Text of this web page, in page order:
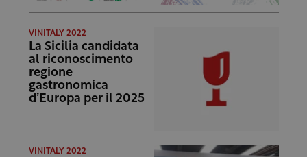
VINITALY 2022
La Sicilia candidata
al riconoscimento
regione
gastronomica
d’Europa per il 2025
VINITALY 2022